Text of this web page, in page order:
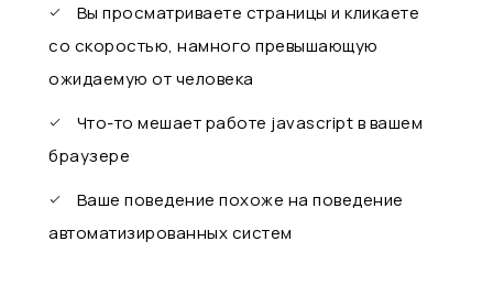
Вы просматриваете страницы и кликаете
со скоростью, намного превышающую
ожидаемую от человека
Что-то мешает работе javascript в вашем
браузере
Ваше поведение похоже на поведение
автоматизированных систем